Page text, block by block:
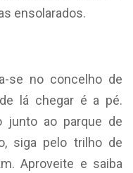
ensolarados.
se no concelho de
lá chegar é a pé.
junto ao parque de
siga pelo trilho de
Aproveite e saiba